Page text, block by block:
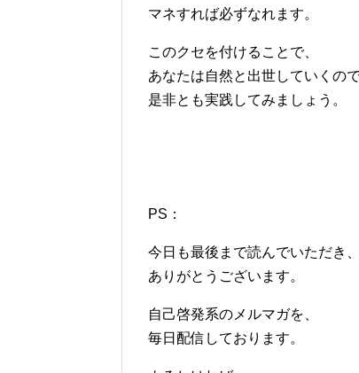
マネすれば必ずなれます。
このクセを付けることで、
あなたは自然と出世していくので
是非とも実践してみましょう。
PS：
今日も最後まで読んでいただき、
ありがとうございます。
自己啓発系のメルマガを、
毎日配信しております。